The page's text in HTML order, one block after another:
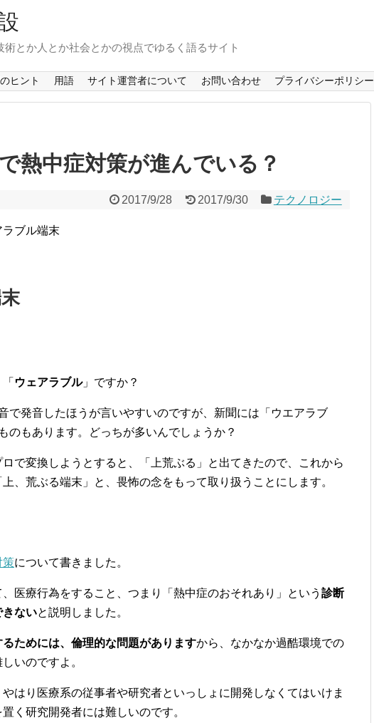
とか人とか社会とかの視点でゆるく語るサイト
ヒント 用語 サイト運営者について お問い合わせ プライバシーポリシー
熱中症対策が進んでいる？
2017/9/28 2017/9/30 テクノロジー
ブル端末
ウェアラブル」ですか？
で発音したほうが言いやすいのですが、新聞には「ウエアラブ
のもあります。どっちが多いんでしょうか？
ロで変換しようとすると、「上荒ぶる」と出てきたので、これから
、荒ぶる端末」と、畏怖の念をもって取り扱うことにします。
策について書きました。
医療行為をすること、つまり「熱中症のおそれあり」という 診断
きないと説明しました。
ためには、倫理的な問題がありますから、なかなか過酷環境での
いのですよ。
はり医療系の従事者や研究者といっしょに開発しなくてはいけま
く研究開発者には難しいのです。